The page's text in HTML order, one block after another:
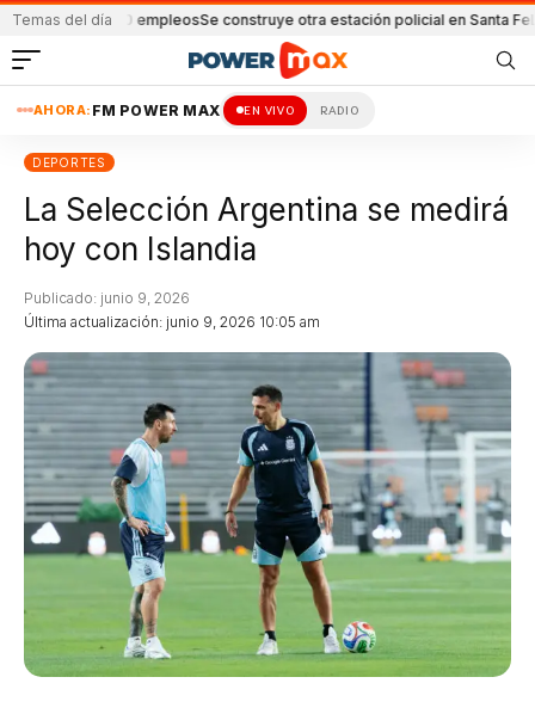
Temas del día
8600 empleosSe construye otra estación policial en Santa FeLadrón
AHORA: FM POWER MAX EN VIVO RADIO
DEPORTES
La Selección Argentina se medirá
hoy con Islandia
Última actualización: junio 9, 2026 10:05 am
Publicado: junio 9, 2026